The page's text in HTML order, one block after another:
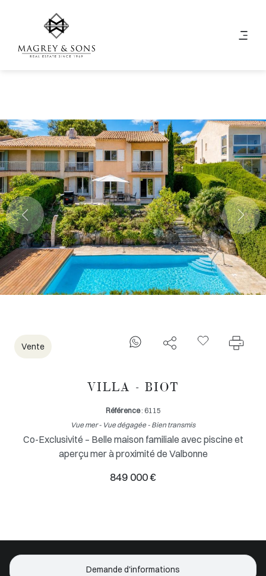
Vente
VILLA - BIOT
Référence: 6115
Vue mer - Vue dégagée - Bien transmis
Co-Exclusivité – Belle maison familiale avec piscine et
aperçu mer à proximité de Valbonne
849 000 €
Demande d'informations